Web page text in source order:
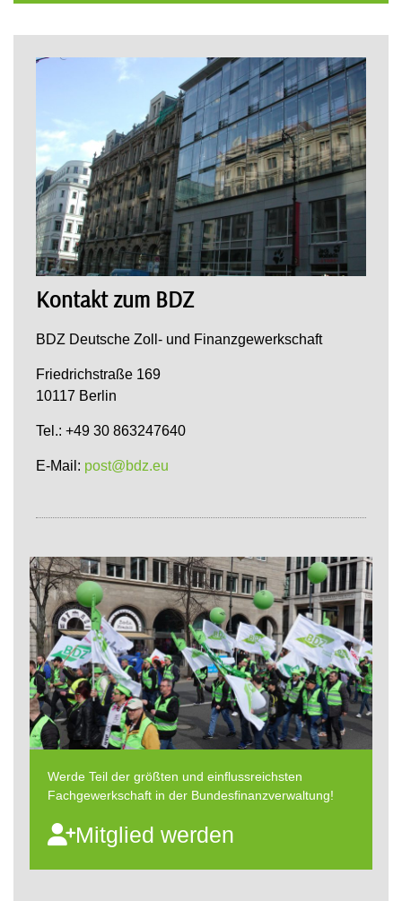
Kontakt zum BDZ
BDZ Deutsche Zoll- und Finanzgewerkschaft
Friedrichstraße 169
10117 Berlin
Tel.: +49 30 863247640
E-Mail: post@bdz.eu
Werde Teil der größten und einflussreichsten
Fachgewerkschaft in der Bundesfinanzverwaltung!
Mitglied werden